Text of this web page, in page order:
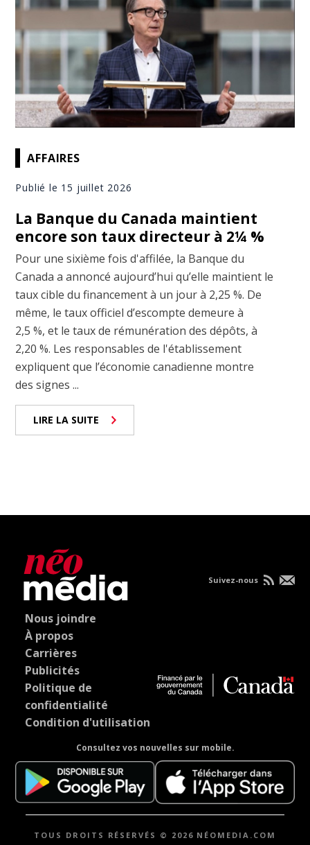
AFFAIRES
Publié le 15 juillet 2026
La Banque du Canada maintient
encore son taux directeur à 2¼ %
Pour une sixième fois d'affilée, la Banque du
Canada a annoncé aujourd’hui qu’elle maintient le
taux cible du financement à un jour à 2,25 %. De
même, le taux officiel d’escompte demeure à
2,5 %, et le taux de rémunération des dépôts, à
2,20 %. Les responsables de l'établissement
expliquent que l’économie canadienne montre
des signes ...
LIRE LA SUITE
Nous joindre
À propos
Carrières
Publicités
Politique de
confidentialité
Condition d'utilisation
Consultez vos nouvelles sur mobile.
Suivez-nous
TOUS DROITS RÉSERVÉS © 2026 NÉOMEDIA.COM